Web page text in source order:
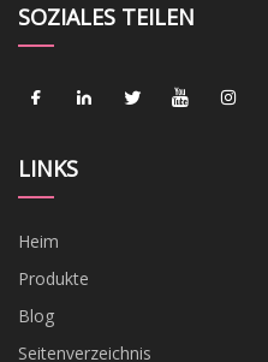
SOZIALES TEILEN
LINKS
Heim
Produkte
Blog
Seitenverzeichnis